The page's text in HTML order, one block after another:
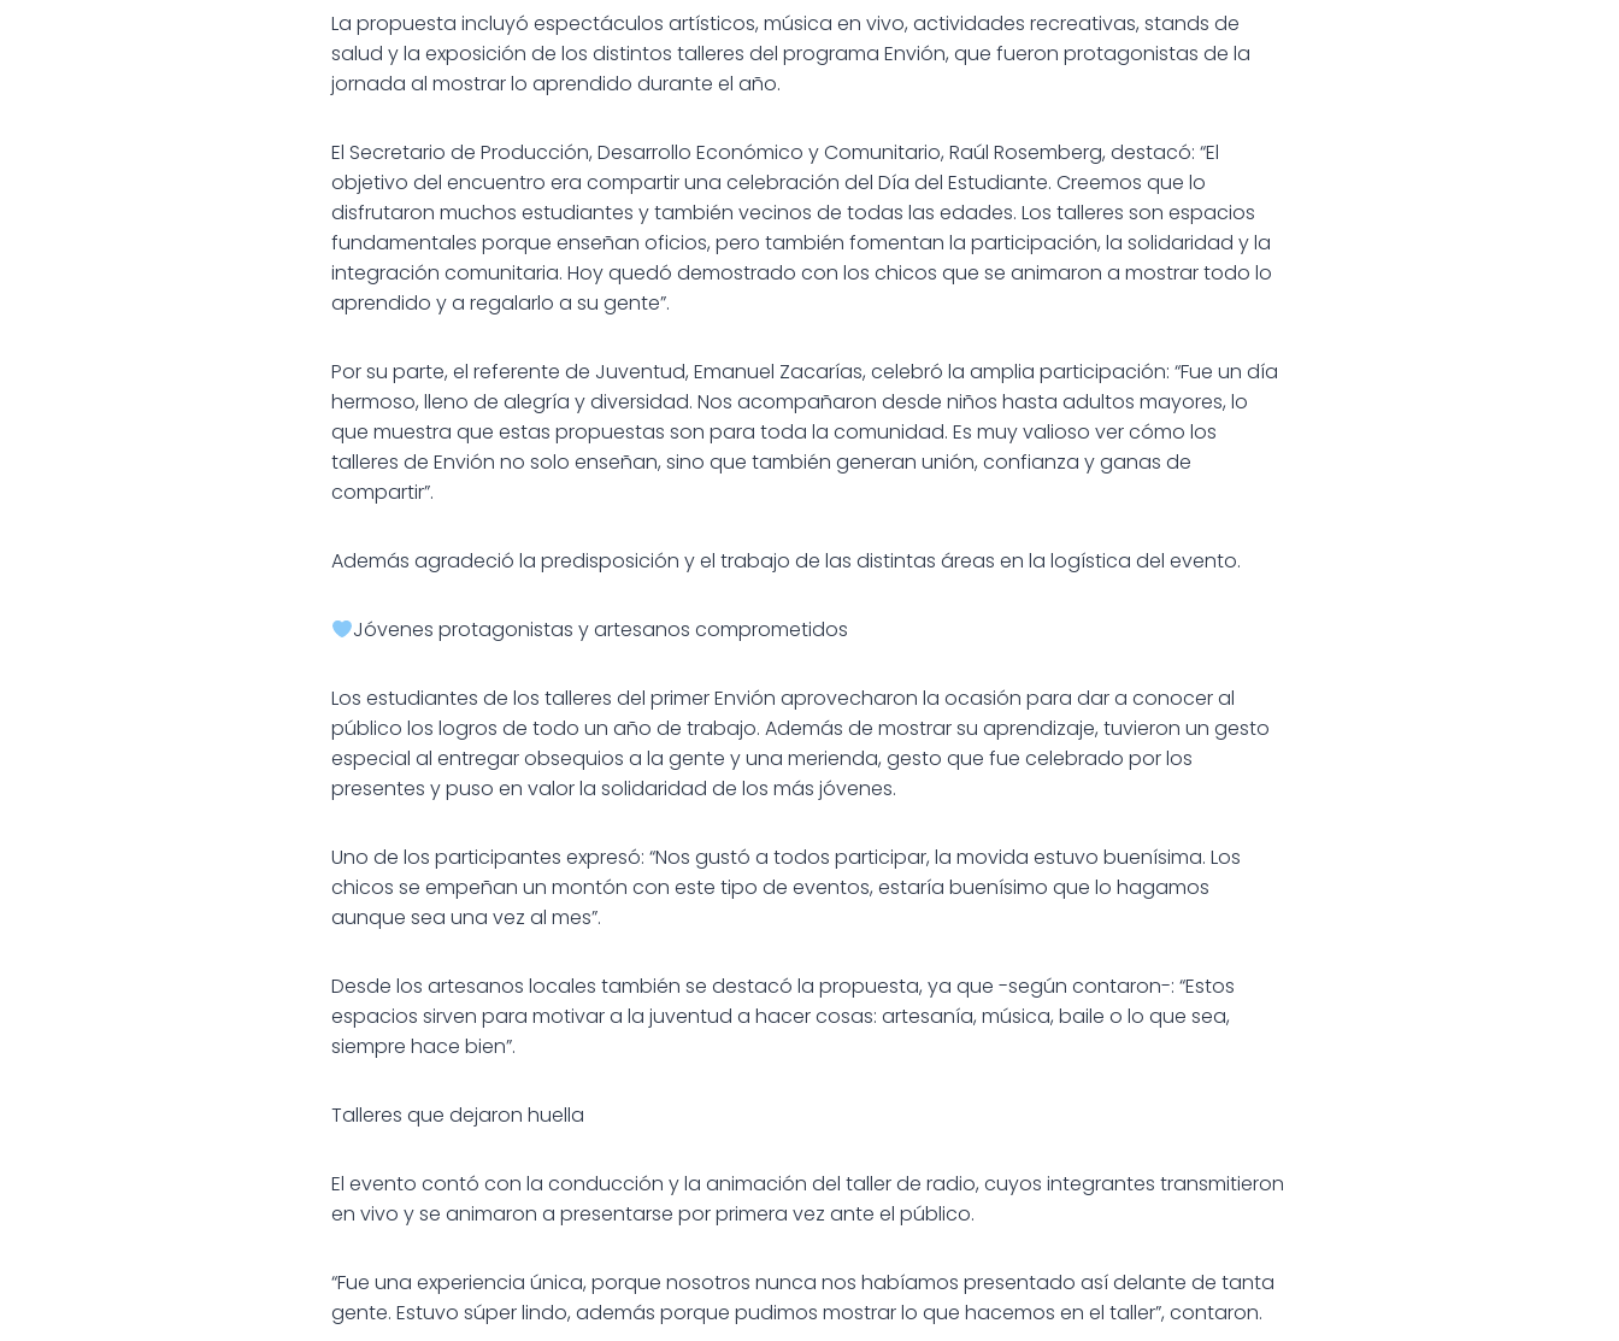
La propuesta incluyó espectáculos artísticos, música en vivo, actividades recreativas, stands de
salud y la exposición de los distintos talleres del programa Envión, que fueron protagonistas de la
jornada al mostrar lo aprendido durante el año.
El Secretario de Producción, Desarrollo Económico y Comunitario, Raúl Rosemberg, destacó: “El
objetivo del encuentro era compartir una celebración del Día del Estudiante. Creemos que lo
disfrutaron muchos estudiantes y también vecinos de todas las edades. Los talleres son espacios
fundamentales porque enseñan oficios, pero también fomentan la participación, la solidaridad y la
integración comunitaria. Hoy quedó demostrado con los chicos que se animaron a mostrar todo lo
aprendido y a regalarlo a su gente”.
Por su parte, el referente de Juventud, Emanuel Zacarías, celebró la amplia participación: “Fue un día
hermoso, lleno de alegría y diversidad. Nos acompañaron desde niños hasta adultos mayores, lo
que muestra que estas propuestas son para toda la comunidad. Es muy valioso ver cómo los
talleres de Envión no solo enseñan, sino que también generan unión, confianza y ganas de
compartir”.
Además agradeció la predisposición y el trabajo de las distintas áreas en la logística del evento.
Jóvenes protagonistas y artesanos comprometidos
Los estudiantes de los talleres del primer Envión aprovecharon la ocasión para dar a conocer al
público los logros de todo un año de trabajo. Además de mostrar su aprendizaje, tuvieron un gesto
especial al entregar obsequios a la gente y una merienda, gesto que fue celebrado por los
presentes y puso en valor la solidaridad de los más jóvenes.
Uno de los participantes expresó: “Nos gustó a todos participar, la movida estuvo buenísima. Los
chicos se empeñan un montón con este tipo de eventos, estaría buenísimo que lo hagamos
aunque sea una vez al mes”.
Desde los artesanos locales también se destacó la propuesta, ya que -según contaron-: “Estos
espacios sirven para motivar a la juventud a hacer cosas: artesanía, música, baile o lo que sea,
siempre hace bien”.
Talleres que dejaron huella
El evento contó con la conducción y la animación del taller de radio, cuyos integrantes transmitieron
en vivo y se animaron a presentarse por primera vez ante el público.
“Fue una experiencia única, porque nosotros nunca nos habíamos presentado así delante de tanta
gente. Estuvo súper lindo, además porque pudimos mostrar lo que hacemos en el taller”, contaron.